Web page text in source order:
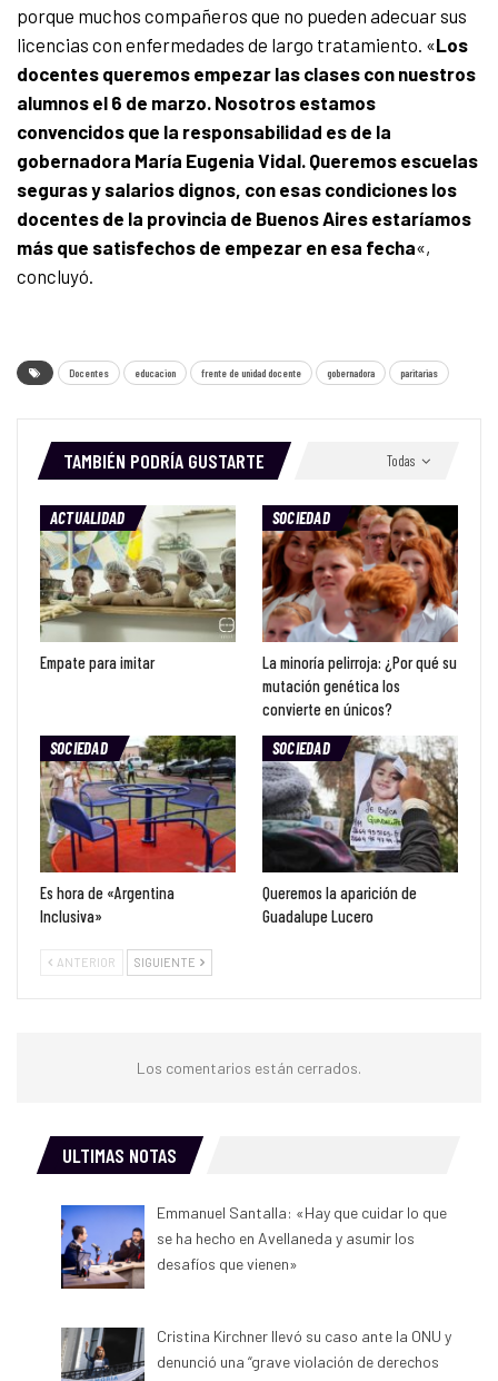
porque muchos compañeros que no pueden adecuar sus
licencias con enfermedades de largo tratamiento. «Los
docentes queremos empezar las clases con nuestros
alumnos el 6 de marzo. Nosotros estamos
convencidos que la responsabilidad es de la
gobernadora María Eugenia Vidal. Queremos escuelas
seguras y salarios dignos, con esas condiciones los
docentes de la provincia de Buenos Aires estaríamos
más que satisfechos de empezar en esa fecha«,
concluyó.
Docentes educacion frente de unidad docente gobernadora paritarias
Todas
TAMBIÉN PODRÍA GUSTARTE
ACTUALIDAD
Empate para imitar
SOCIEDAD
La minoría pelirroja: ¿Por qué su
mutación genética los
convierte en únicos?
SOCIEDAD
Es hora de «Argentina
Inclusiva»
SOCIEDAD
Queremos la aparición de
Guadalupe Lucero
ANTERIOR SIGUIENTE
Los comentarios están cerrados.
ULTIMAS NOTAS
Emmanuel Santalla: «Hay que cuidar lo que
se ha hecho en Avellaneda y asumir los
desafíos que vienen»
Cristina Kirchner llevó su caso ante la ONU y
denunció una “grave violación de derechos